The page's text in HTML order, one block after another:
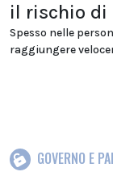
il rischio di
Spesso nelle
raggiungere
GOVERNO E